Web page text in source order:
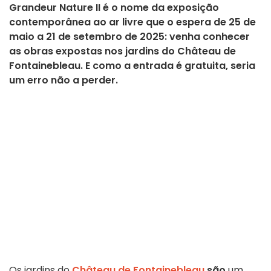
Grandeur Nature II é o nome da exposição
contemporânea ao ar livre que o espera de 25 de
maio a 21 de setembro de 2025: venha conhecer
as obras expostas nos jardins do Château de
Fontainebleau. E como a entrada é gratuita, seria
um erro não a perder.